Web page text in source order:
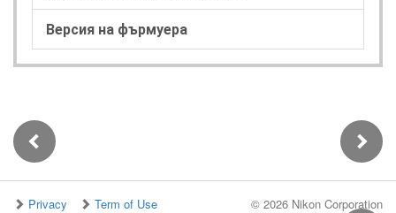
Версия на фърмуера
Privacy Term of Use © 2026 Nikon Corporation